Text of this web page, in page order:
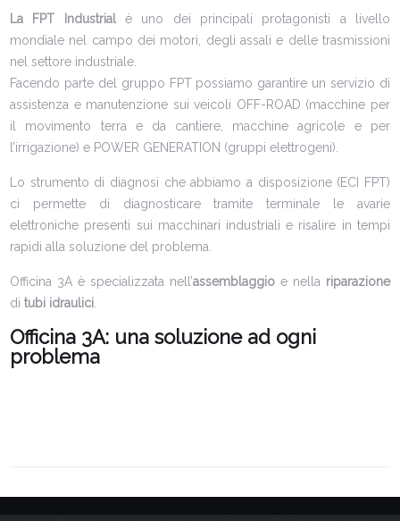
La FPT Industrialè uno dei principali protagonisti a livello
mondiale nel campo dei motori, degli assali e delle trasmissioni
nel settore industriale.
Facendo parte del gruppo FPT possiamo garantire un servizio di
assistenza e manutenzione sui veicoli OFF-ROAD (macchine per
il movimento terra e da cantiere, macchine agricole e per
l’irrigazione) e POWER GENERATION (gruppi elettrogeni).
Lo strumento di diagnosi che abbiamo a disposizione (ECI FPT)
ci permette di diagnosticare tramite terminale le avarie
elettroniche presenti sui macchinari industriali e risalire in tempi
rapidi alla soluzione del problema.
Officina 3A è specializzata nell’assemblaggioe nella riparazione
ditubi idraulici
Officina 3A: una soluzione ad ogni
problema